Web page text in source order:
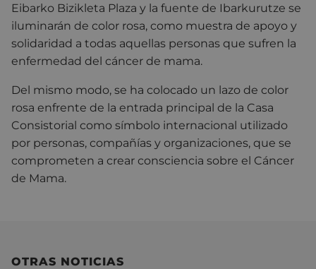
Eibarko Bizikleta Plaza y la fuente de Ibarkurutze se
iluminarán de color rosa, como muestra de apoyo y
solidaridad a todas aquellas personas que sufren la
enfermedad del cáncer de mama.
Del mismo modo, se ha colocado un lazo de color
rosa enfrente de la entrada principal de la Casa
Consistorial como símbolo internacional utilizado
por personas, compañías y organizaciones, que se
comprometen a crear consciencia sobre el Cáncer
de Mama.
OTRAS NOTICIAS